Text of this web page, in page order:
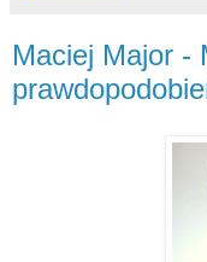
Maciej Major -